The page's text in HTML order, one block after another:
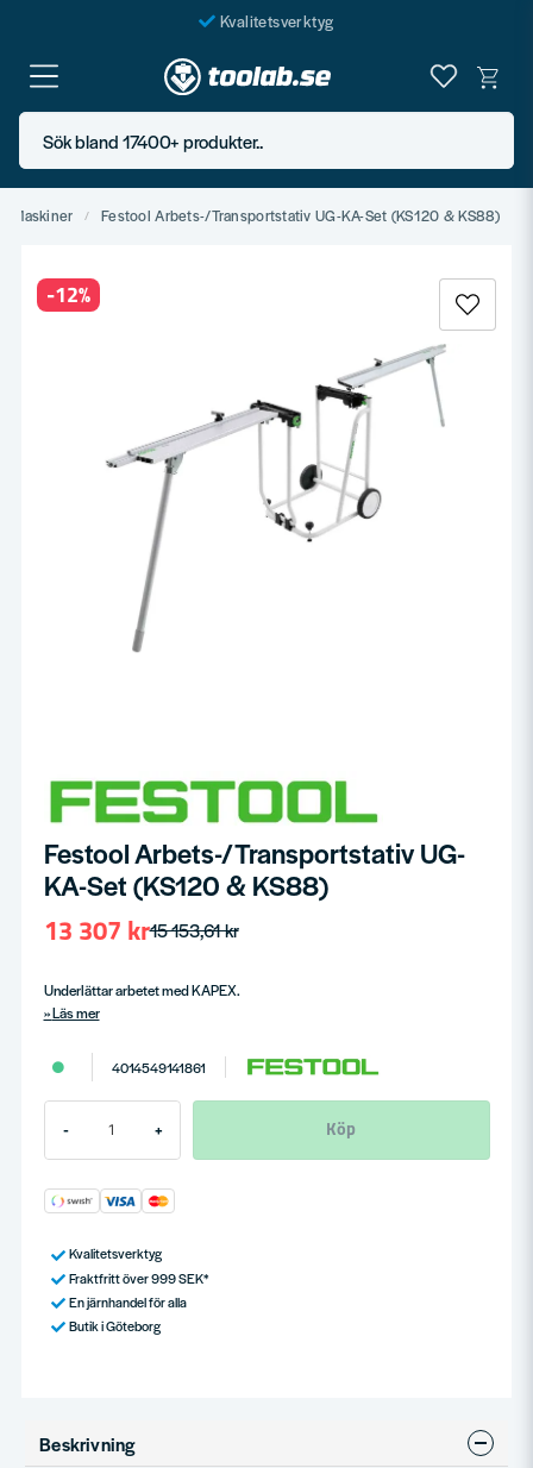
Kvalitetsverktyg
Fraktfritt över 999 SEK*
En järnhandel för alla
Butik i Göteborg
Sök bland 17400+ produkter..
Maskiner Festool Arbets-/Transportstativ UG-KA-Set (KS120 & KS88)
-12%
Festool Arbets-/Transportstativ UG-
KA-Set (KS120 & KS88)
15 153,61 kr
13 307 kr
Underlättar arbetet med KAPEX.
Läs mer
4014549141861
- + Köp
Kvalitetsverktyg
Fraktfritt över 999 SEK*
En järnhandel för alla
Butik i Göteborg
Beskrivning